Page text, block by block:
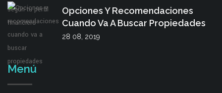
Opciones Y Recomendaciones
Cuando Va A Buscar Propiedades
28 08, 2019
Menú